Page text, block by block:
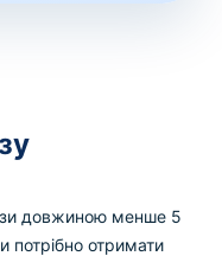
довжиною менше 5
потрібно отримати